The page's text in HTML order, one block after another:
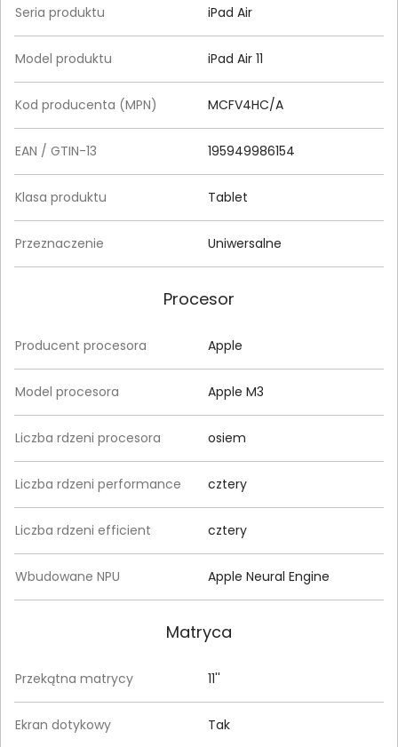
Seria produktu iPad Air
Model produktu iPad Air 11
Kod producenta (MPN) MCFV4HC/A
EAN / GTIN-13 195949986154
Klasa produktu Tablet
Przeznaczenie Uniwersalne
Procesor
Producent procesora Apple
Model procesora Apple M3
Liczba rdzeni procesora osiem
Liczba rdzeni performance cztery
Liczba rdzeni efficient cztery
Wbudowane NPU Apple Neural Engine
Matryca
Przekątna matrycy 11''
Ekran dotykowy Tak